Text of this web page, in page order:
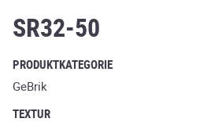
SR32-50
PRODUKTKATEGORIE
GeBrik
TEXTUR